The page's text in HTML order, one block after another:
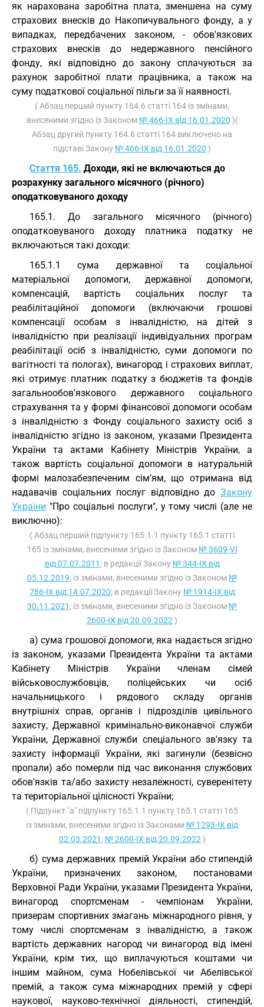
як нарахована заробітна плата, зменшена на суму
страхових внесків до Накопичувального фонду, а у
випадках, передбачених законом, - обов'язкових
страхових внесків до недержавного пенсійного
фонду, які відповідно до закону сплачуються за
рахунок заробітної плати працівника, а також на
суму податкової соціальної пільги за її наявності.
( Абзац перший пункту 164.6 статті 164 із змінами,
внесеними згідно із Законом № 466-IX від 16.01.2020 )(
Абзац другий пункту 164.6 статті 164 виключено на
підставі Закону № 466-IX від 16.01.2020 )
Стаття 165. Доходи, які не включаються до
розрахунку загального місячного (річного)
оподатковуваного доходу
165.1. До загального місячного (річного)
оподатковуваного доходу платника податку не
включаються такі доходи:
165.1.1 сума державної та соціальної
матеріальної допомоги, державної допомоги,
компенсацій, вартість соціальних послуг та
реабілітаційної допомоги (включаючи грошові
компенсації особам з інвалідністю, на дітей з
інвалідністю при реалізації індивідуальних програм
реабілітації осіб з інвалідністю, суми допомоги по
вагітності та пологах), винагород і страхових виплат,
які отримує платник податку з бюджетів та фондів
загальнообов’язкового державного соціального
страхування та у формі фінансової допомоги особам
з інвалідністю з Фонду соціального захисту осіб з
інвалідністю згідно із законом, указами Президента
України та актами Кабінету Міністрів України, а
також вартість соціальної допомоги в натуральній
формі малозабезпеченим сім’ям, що отримана від
надавачів соціальних послуг відповідно до Закону
України "Про соціальні послуги", у тому числі (але не
виключно):
( Абзац перший підпункту 165.1.1 пункту 165.1 статті
165 із змінами, внесеними згідно із Законом № 3609-VI
від 07.07.2011 ; в редакції Закону № 344-IX від
05.12.2019; із змінами, внесеними згідно із Законом №
786-IX від 14.07.2020; в редакції Закону № 1914-IX від
30.11.2021 ; із змінами, внесеними згідно із Законом №
2600-IX від 20.09.2022 )
а) сума грошової допомоги, яка надається згідно
із законом, указами Президента України та актами
Кабінету Міністрів України членам сімей
військовослужбовців, поліцейських чи осіб
начальницького і рядового складу органів
внутрішніх справ, органів і підрозділів цивільного
захисту, Державної кримінально-виконавчої служби
України, Державної служби спеціального зв'язку та
захисту інформації України, які загинули (безвісно
пропали) або померли під час виконання службових
обов'язків та/або захисту незалежності, суверенітету
та територіальної цілісності України;
( Підпункт "а" підпункту 165.1.1 пункту 165.1 статті 165
із змінами, внесеними згідно із Законами № 1293-IX від
02.03.2021 , № 2600-IX від 20.09.2022 )
б) сума державних премій України або стипендій
України, призначених законом, постановами
Верховної Ради України, указами Президента України,
винагород спортсменам - чемпіонам України,
призерам спортивних змагань міжнародного рівня, у
тому числі спортсменам з інвалідністю, а також
вартість державних нагород чи винагород від імені
України, крім тих, що виплачуються коштами чи
іншим майном, сума Нобелівської чи Абелівської
премій, а також сума міжнародних премій у сфері
наукової, науково-технічної діяльності, стипендій,